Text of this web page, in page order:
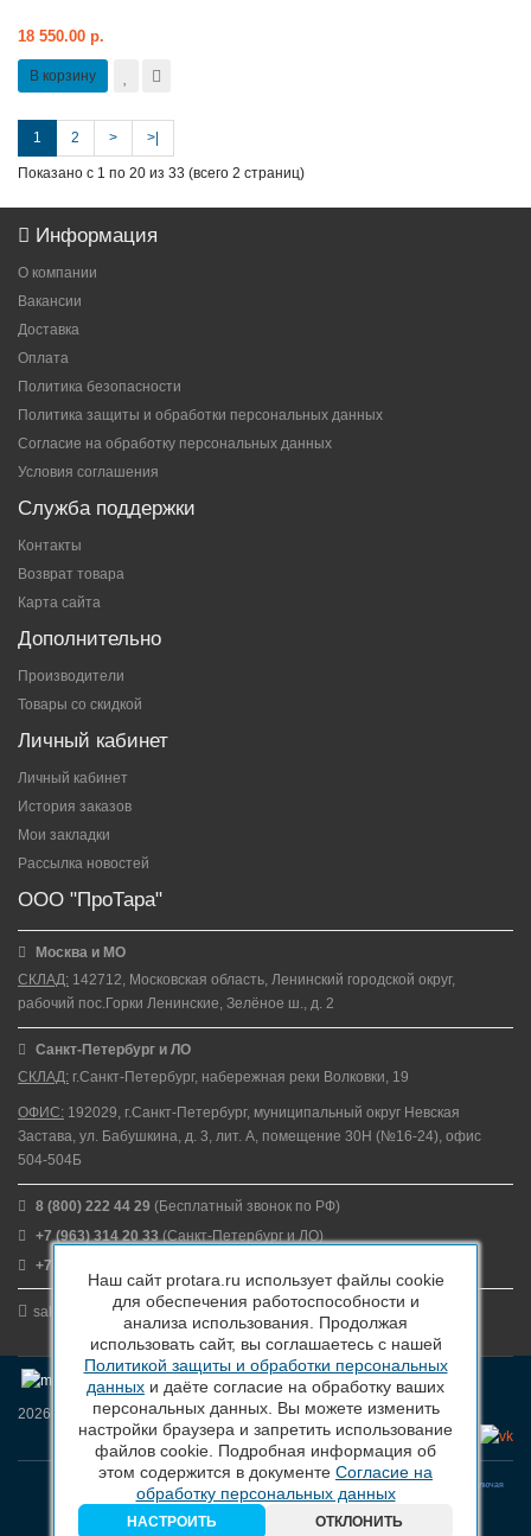
18 550.00 р.
В корзину
1 2 > >|
Показано с 1 по 20 из 33 (всего 2 страниц)
Информация
О компании
Вакансии
Доставка
Оплата
Политика безопасности
Политика защиты и обработки персональных данных
Согласие на обработку персональных данных
Условия соглашения
Служба поддержки
Контакты
Возврат товара
Карта сайта
Дополнительно
Производители
Товары со скидкой
Личный кабинет
Личный кабинет
История заказов
Мои закладки
Рассылка новостей
ООО "ПроТара"
Москва и МО
СКЛАД: 142712, Московская область, Ленинский городской округ,
рабочий пос.Горки Ленинские, Зелёное ш., д. 2
Санкт-Петербург и ЛО
СКЛАД: г.Санкт-Петербург, набережная реки Волковки, 19
ОФИС: 192029, г.Санкт-Петербург, муниципальный округ Невская
Застава, ул. Бабушкина, д. 3, лит. А, помещение 30Н (№16-24), офис
504-504Б
8 (800) 222 44 29 (Бесплатный звонок по РФ)
+7 (963) 314 20 33(Санкт-Петербург и ЛО)
+7 (963) 314 20 33
sales@protara.ru
2026 © ПроТара - Производство и продажа пластиковой тары
Вся информация, размещенная на веб-сайте protara.ru и всех поддоменах сайта protara.ru включая
тексты, графические материалы, шрифт, элементы дизайна, товарные знаки и иллюстрации/
фотографии, охраняется в соответствии с законодательством РФ
Наш сайт protara.ru использует файлы cookie
для обеспечения работоспособности и
анализа использования. Продолжая
использовать сайт, вы соглашаетесь с нашей
Политикой защиты и обработки персональных
данных и даёте согласие на обработку ваших
персональных данных. Вы можете изменить
настройки браузера и запретить использование
файлов cookie. Подробная информация об
этом содержится в документе Согласие на
обработку персональных данных
НАСТРОИТЬ ОТКЛОНИТЬ